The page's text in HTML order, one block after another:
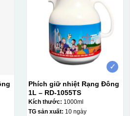
✓
Phích giữ nhiệt Rạng Đông
1L – RD-1055TS
Kích thước: 1000ml
TG sản xuất: 10 ngày